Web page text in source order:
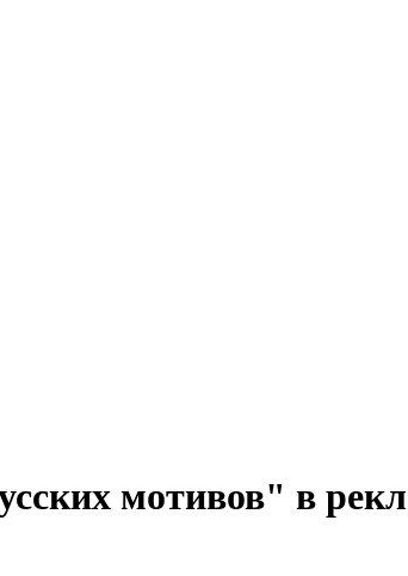
мотивов" в